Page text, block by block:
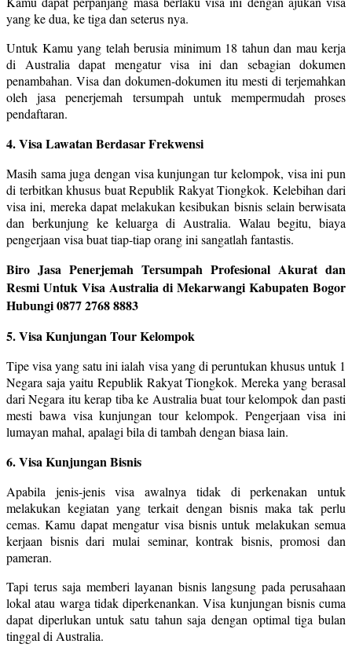
yang ke dua, ke tiga dan seterus nya.
Untuk Kamu yang telah berusia minimum 18 tahun dan mau kerja
di Australia dapat mengatur visa ini dan sebagian dokumen
penambahan. Visa dan dokumen-dokumen itu mesti di terjemahkan
oleh jasa penerjemah tersumpah untuk mempermudah proses
pendaftaran.
4. Visa Lawatan Berdasar Frekwensi
Masih sama juga dengan visa kunjungan tur kelompok, visa ini pun
di terbitkan khusus buat Republik Rakyat Tiongkok. Kelebihan dari
visa ini, mereka dapat melakukan kesibukan bisnis selain berwisata
dan berkunjung ke keluarga di Australia. Walau begitu, biaya
pengerjaan visa buat tiap-tiap orang ini sangatlah fantastis.
Biro Jasa Penerjemah Tersumpah Profesional Akurat dan
Resmi Untuk Visa Australia di Mekarwangi Kabupaten Bogor
Hubungi 0877 2768 8883
5. Visa Kunjungan Tour Kelompok
Tipe visa yang satu ini ialah visa yang di peruntukan khusus untuk 1
Negara saja yaitu Republik Rakyat Tiongkok. Mereka yang berasal
dari Negara itu kerap tiba ke Australia buat tour kelompok dan pasti
mesti bawa visa kunjungan tour kelompok. Pengerjaan visa ini
lumayan mahal, apalagi bila di tambah dengan biasa lain.
6. Visa Kunjungan Bisnis
Apabila jenis-jenis visa awalnya tidak di perkenakan untuk
melakukan kegiatan yang terkait dengan bisnis maka tak perlu
cemas. Kamu dapat mengatur visa bisnis untuk melakukan semua
kerjaan bisnis dari mulai seminar, kontrak bisnis, promosi dan
pameran.
Tapi terus saja memberi layanan bisnis langsung pada perusahaan
lokal atau warga tidak diperkenankan. Visa kunjungan bisnis cuma
dapat diperlukan untuk satu tahun saja dengan optimal tiga bulan
tinggal di Australia.